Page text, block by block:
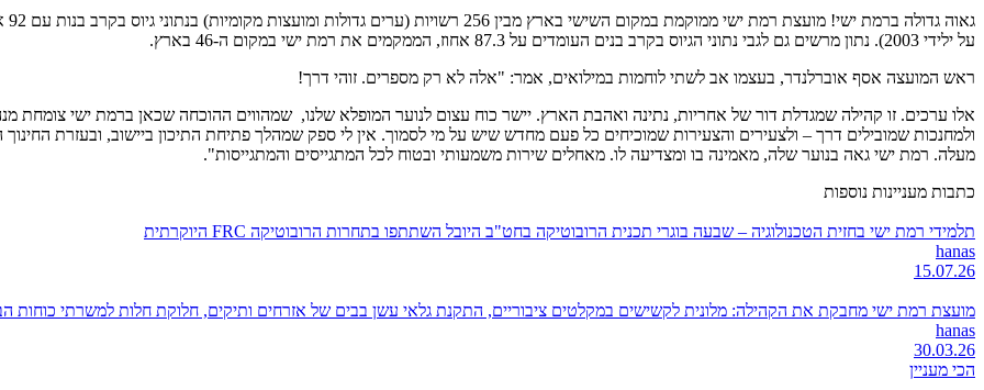
על ילידי 2003). נתון מרשים גם לגבי נתוני הגיוס בקרב בנים העומדים על 87.3 אחוז, הממקמים את רמת ישי במקום ה-46 בארץ.
ראש המועצה אסף אוברלנדר, בעצמו אב לשתי לוחמות במילואים, אמר: "אלה לא רק מספרים. זוהי דרך!
אלו ערכים. זו קהילה שמגדלת דור של אחריות, נתינה ואהבת הארץ. יישר כוח עצום לנוער המופלא שלנו, שמהווים ההוכחה שכאן ברמת ישי צומחת
ולמחנכות שמובילים דרך – ולצעירים והצעירות שמוכיחים כל פעם מחדש שיש על מי לסמוך. אין לי ספק שמהלך פתיחת התיכון ביישוב, ובעזרת
מעלה. רמת ישי גאה בנוער שלה, מאמינה בו ומצדיעה לו. מאחלים שירות משמעותי ובטוח לכל המתגייסים והמתגייסות".
כתבות מעניינות נוספות
תלמידי רמת ישי בחזית הטכנולוגיה – שבעה בוגרי תכנית הרובוטיקה בחט"ב היובל השתתפו בתחרות הרובוטיקה FRC היוקרתית
hanas
15.07.26
מועצת רמת ישי מחבקת את הקהילה: מלונית לקשישים במקלטים ציבוריים, התקנת גלאי עשן בבים של אזרחים ותיקים, חלוקת חלות למשרתי כוחות
hanas
30.03.26
הכי מעניין